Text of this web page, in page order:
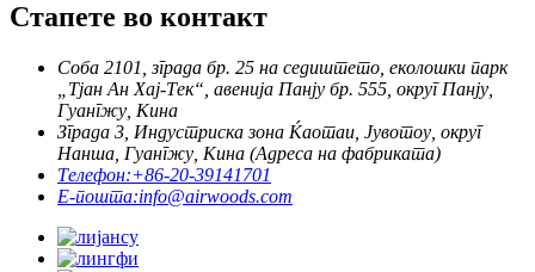
Стапете во контакт
Соба 2101, зграда бр. 25 на седиштето, еколошки парк
„Тјан Ан Хај-Тек“, авенија Панју бр. 555, округ Панју,
Гуангжу, Кина
Зграда 3, Индустриска зона Ќаотаи, Јувотоу, округ
Нанша, Гуангжу, Кина (Адреса на фабриката)
Телефон:+86-20-39141701
Е-пошта:info@airwoods.com